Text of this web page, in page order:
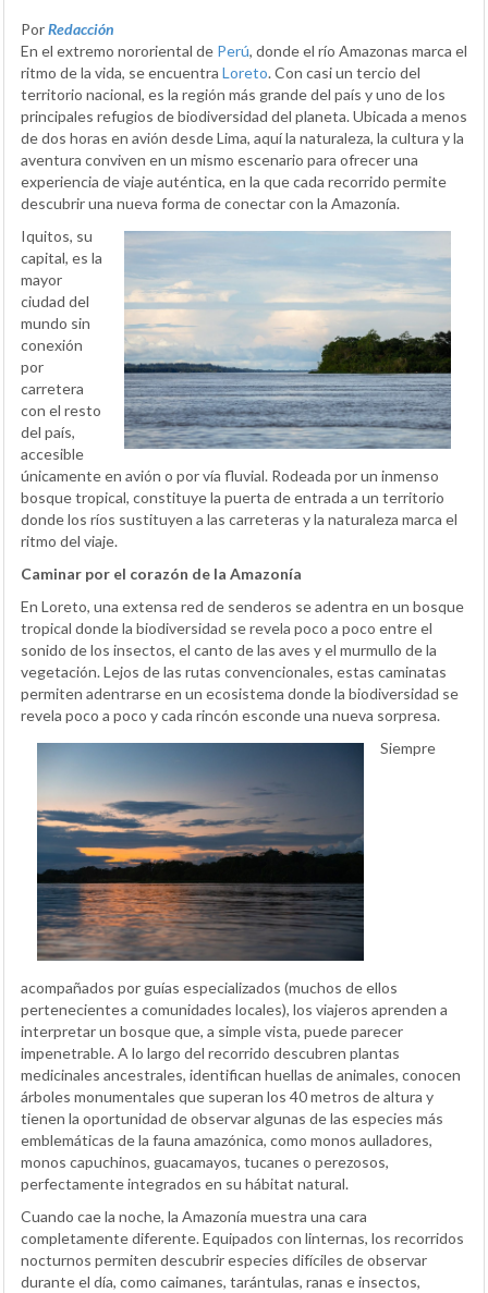
PorRedacción
En el extremo nororiental de Perú, donde el río Amazonas marca el
ritmo de la vida, se encuentra Loreto. Con casi un tercio del
territorio nacional, es la región más grande del país y uno de los
principales refugios de biodiversidad del planeta. Ubicada a menos
de dos horas en avión desde Lima, aquí la naturaleza, la cultura y la
aventura conviven en un mismo escenario para ofrecer una
experiencia de viaje auténtica, en la que cada recorrido permite
descubrir una nueva forma de conectar con la Amazonía.
Iquitos, su
capital, es la
mayor
ciudad del
mundo sin
conexión
por
carretera
con el resto
del país,
accesible
únicamente en avión o por vía fluvial. Rodeada por un inmenso
bosque tropical, constituye la puerta de entrada a un territorio
donde los ríos sustituyen a las carreteras y la naturaleza marca el
ritmo del viaje.
Caminar por el corazón de la Amazonía
En Loreto, una extensa red de senderos se adentra en un bosque
tropical donde la biodiversidad se revela poco a poco entre el
sonido de los insectos, el canto de las aves y el murmullo de la
vegetación. Lejos de las rutas convencionales, estas caminatas
permiten adentrarse en un ecosistema donde la biodiversidad se
revela poco a poco y cada rincón esconde una nueva sorpresa.
Siempre
acompañados por guías especializados (muchos de ellos
pertenecientes a comunidades locales), los viajeros aprenden a
interpretar un bosque que, a simple vista, puede parecer
impenetrable. A lo largo del recorrido descubren plantas
medicinales ancestrales, identifican huellas de animales, conocen
árboles monumentales que superan los 40 metros de altura y
tienen la oportunidad de observar algunas de las especies más
emblemáticas de la fauna amazónica, como monos aulladores,
monos capuchinos, guacamayos, tucanes o perezosos,
perfectamente integrados en su hábitat natural.
Cuando cae la noche, la Amazonía muestra una cara
completamente diferente. Equipados con linternas, los recorridos
nocturnos permiten descubrir especies difíciles de observar
durante el día, como caimanes, tarántulas, ranas e insectos,